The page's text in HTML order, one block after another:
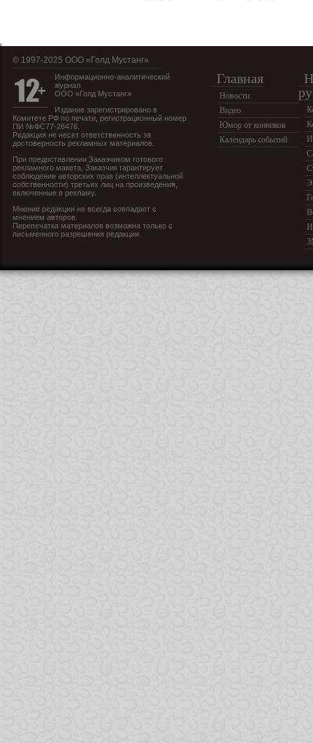
© 1997-2025 OOO «Голд Мустанг»
Информационно-аналитический
журнал
ООО «Голд Мустанг»
Издание зарегистрировано в
Комитете РФ по печати, регистрационный номер
ПИ №ФС77-26476.
Редакция не несет ответственность за
достоверность рекламных материалов.
При предоставлении Заказчиком готового
рекламного макета, Заказчик гарантирует
соблюдение авторских прав (интеллектуальной
собственности) третьих лиц на произведения,
включенные в рекламу.
Мнение редакции не всегда совпадает с
мнением авторов.
Перепечатка материалов возможна только с
письменного разрешения редакции.
Главная
Новости
Видео
Юмор от конников
Календарь событий